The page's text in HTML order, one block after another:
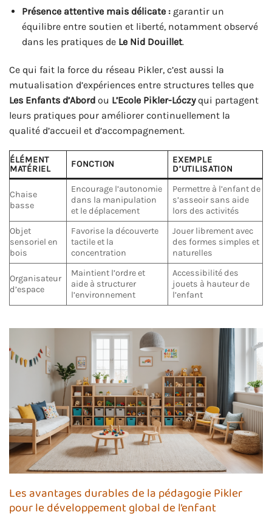
Présence attentive mais délicate :garantir un
équilibre entre soutien et liberté, notamment observé
dans les pratiques de Le Nid Douillet.
Ce qui fait la force du réseau Pikler, c’est aussi la
mutualisation d’expériences entre structures telles que
Les Enfants d’Abord ou L’Ecole Pikler-Lóczyqui partagent
leurs pratiques pour améliorer continuellement la
qualité d’accueil et d’accompagnement.
ÉLÉMENT
MATÉRIEL
FONCTION
EXEMPLE
D’UTILISATION
Chaise
basse
Encourage l’autonomie
dans la manipulation
et le déplacement
Permettre à l’enfant de
s’asseoir sans aide
lors des activités
Objet
sensoriel en
bois
Favorise la découverte
tactile et la
concentration
Jouer librement avec
des formes simples et
naturelles
Organisateur
d’espace
Maintient l’ordre et
aide à structurer
l’environnement
Accessibilité des
jouets à hauteur de
l’enfant
Les avantages durables de la pédagogie Pikler
pour le développement global de l’enfant